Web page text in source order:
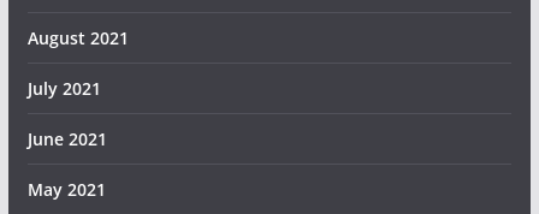
August 2021
July 2021
June 2021
May 2021